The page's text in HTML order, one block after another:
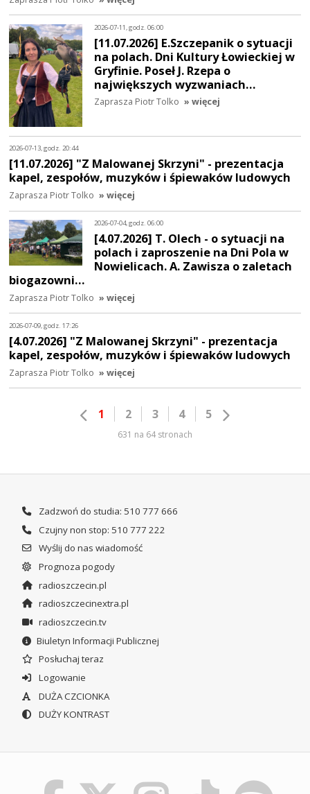
2026-07-11, godz. 06:00
[11.07.2026] E.Szczepanik o sytuacji
na polach. Dni Kultury Łowieckiej w
Gryfinie. Poseł J. Rzepa o
największych wyzwaniach…
Zaprasza Piotr Tolko » więcej
2026-07-13, godz. 20:44
[11.07.2026] "Z Malowanej Skrzyni" - prezentacja
kapel, zespołów, muzyków i śpiewaków ludowych
Zaprasza Piotr Tolko » więcej
2026-07-04, godz. 06:00
[4.07.2026] T. Olech - o sytuacji na
polach i zaproszenie na Dni Pola w
Nowielicach. A. Zawisza o zaletach
biogazowni…
Zaprasza Piotr Tolko » więcej
2026-07-09, godz. 17:26
[4.07.2026] "Z Malowanej Skrzyni" - prezentacja
kapel, zespołów, muzyków i śpiewaków ludowych
Zaprasza Piotr Tolko » więcej
1 2 3 4 5
631 na 64 stronach
Zadzwoń do studia: 510 777 666
Czujny non stop: 510 777 222
Wyślij do nas wiadomość
Prognoza pogody
radioszczecin.pl
radioszczecinextra.pl
radioszczecin.tv
Biuletyn Informacji Publicznej
Posłuchaj teraz
Logowanie
DUŻA CZCIONKA
DUŻY KONTRAST